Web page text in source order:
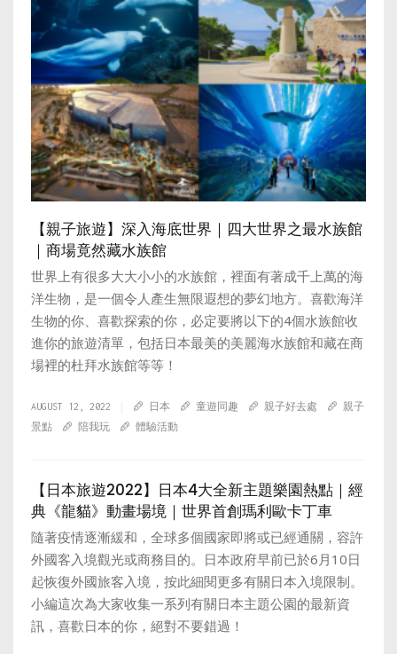
【親子旅遊】深入海底世界｜四大世界之最水族館
｜商場竟然藏水族館
世界上有很多大大小小的水族館，裡面有著成千上萬的海
洋生物，是一個令人產生無限遐想的夢幻地方。喜歡海洋
生物的你、喜歡探索的你，必定要將以下的4個水族館收
進你的旅遊清單，包括日本最美的美麗海水族館和藏在商
場裡的杜拜水族館等等！
AUGUST 12, 2022 日本 童遊同趣 親子好去處
親子
景點
陪我玩 體驗活動
【日本旅遊2022】日本4大全新主題樂園熱點｜經
典《龍貓》動畫場境｜世界首創瑪利歐卡丁車
隨著疫情逐漸緩和，全球多個國家即將或已經通關，容許
外國客入境觀光或商務目的。日本政府早前已於6月10日
起恢復外國旅客入境，按此細閱更多有關日本入境限制。
小編這次為大家收集一系列有關日本主題公園的最新資
訊，喜歡日本的你，絕對不要錯過！